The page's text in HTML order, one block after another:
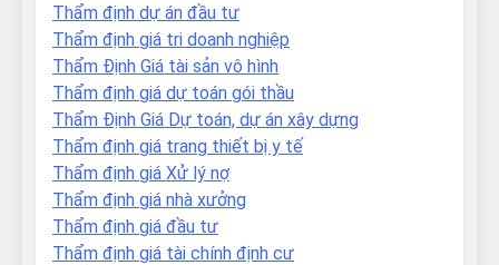
Thẩm định dự án đầu tư
Thẩm định giá tri doanh nghiệp
Thẩm Định Giá tài sản vô hình
Thẩm định giá dự toán gói thầu
Thẩm Định Giá Dự toán, dự án xây dựng
Thẩm định giá trang thiết bị y tế
Thẩm định giá Xử lý nợ
Thẩm định giá nhà xưởng
Thẩm định giá đầu tư
Thẩm định giá tài chính định cư